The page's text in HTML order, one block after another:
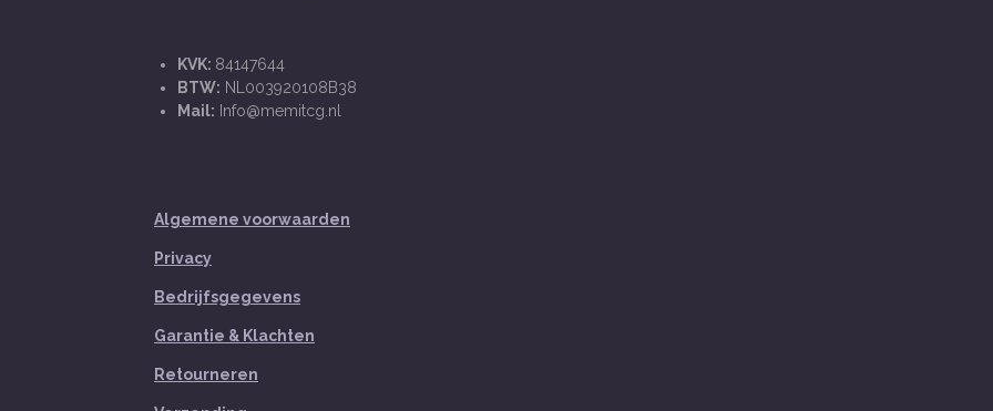
KVK: 84147644
BTW: NL003920108B38
Mail: Info@memitcg.nl
Algemene voorwaarden
Privacy
Bedrijfsgegevens
Garantie & Klachten
Retourneren